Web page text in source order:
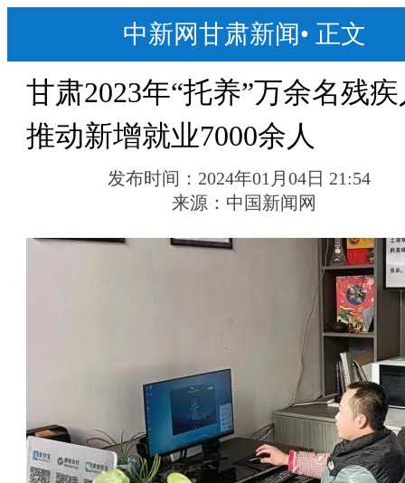
中新网甘肃新闻• 正文
甘肃2023年“托养”万余名残
推动新增就业7000余人
发布时间： 2024年01月04日 21:54
来源： 中国新闻网